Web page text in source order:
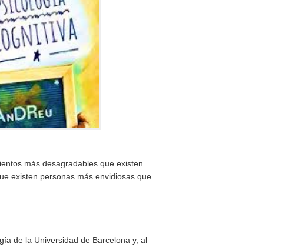
más desagradables que existen.
existen personas más envidiosas que
de la Universidad de Barcelona y, al